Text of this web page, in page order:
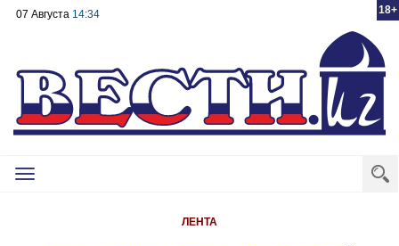
18+
07 Августа 14:34
Toggle
ЛЕНТА